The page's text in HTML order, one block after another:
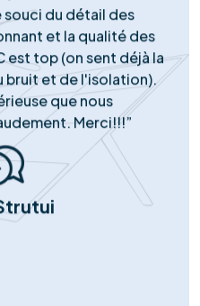
service après-vente et
installation.
solaires